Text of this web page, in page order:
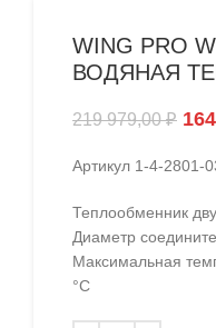
WING PRO
ВОДЯНАЯ
219 979,00₽
Артикул 1-4-2801-
Теплообменник
Диаметр
Максимальная
°C